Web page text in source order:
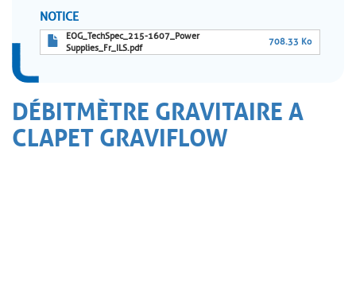
NOTICE
EOG_TechSpec_215-1607_Power
Supplies_Fr_ILS.pdf
708.33 Ko
DÉBITMÈTRE GRAVITAIRE A
CLAPET GRAVIFLOW